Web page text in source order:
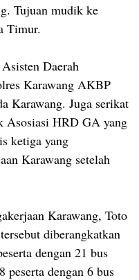
Tujuan mudik ke
Timur.
Daerah
Karawang AKBP
Karawang. Juga serikat
Asosiasi HRD GA yang
ketiga yang
Karawang setelah
Karawang, Toto
diberangkatkan
dengan 21 bus
peserta dengan 6 bus